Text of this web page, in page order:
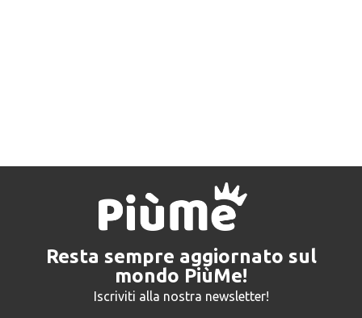
Resta sempre aggiornato sul
mondo PiùMe!
Iscriviti alla nostra newsletter!